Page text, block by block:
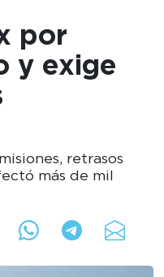
por
y exige
retrasos
más de mil